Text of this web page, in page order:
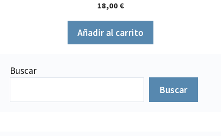
18,00 €
Añadir al carrito
Buscar
Buscar